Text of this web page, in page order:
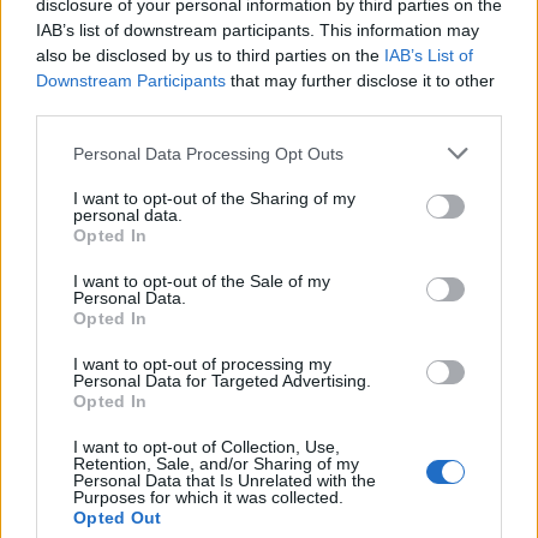
disclosure of your personal information by third parties on the
IAB’s list of downstream participants. This information may
also be disclosed by us to third parties on the IAB’s List of
Downstream Participants that may further disclose it to other
Personal Data Processing Opt Outs
I want to opt-out of the Sharing of my
personal data.
Opted In
I want to opt-out of the Sale of my
Personal Data.
Opted In
I want to opt-out of processing my
Personal Data for Targeted Advertising.
Opted In
I want to opt-out of Collection, Use,
Retention, Sale, and/or Sharing of my
Personal Data that Is Unrelated with the
Purposes for which it was collected.
Opted Out
a estações de comboios e terminais de
expressos
Novas regras do Registo Nacional de
Utentes estão a deixar cidadãos sem
comparticipação nos medicamentos
DESTAQUES